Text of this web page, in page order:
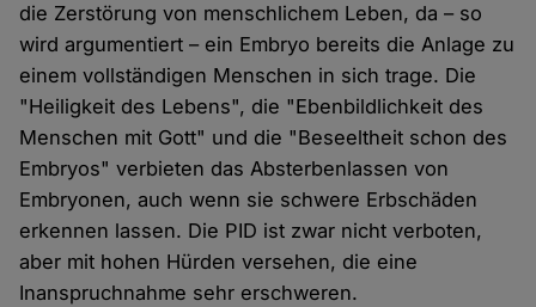
die Zerstörung von menschlichem Leben, da – so
wird argumentiert – ein Embryo bereits die Anlage zu
einem vollständigen Menschen in sich trage. Die
"Heiligkeit des Lebens", die "Ebenbildlichkeit des
Menschen mit Gott" und die "Beseeltheit schon des
Embryos" verbieten das Absterbenlassen von
Embryonen, auch wenn sie schwere Erbschäden
erkennen lassen. Die PID ist zwar nicht verboten,
aber mit hohen Hürden versehen, die eine
Inanspruchnahme sehr erschweren.